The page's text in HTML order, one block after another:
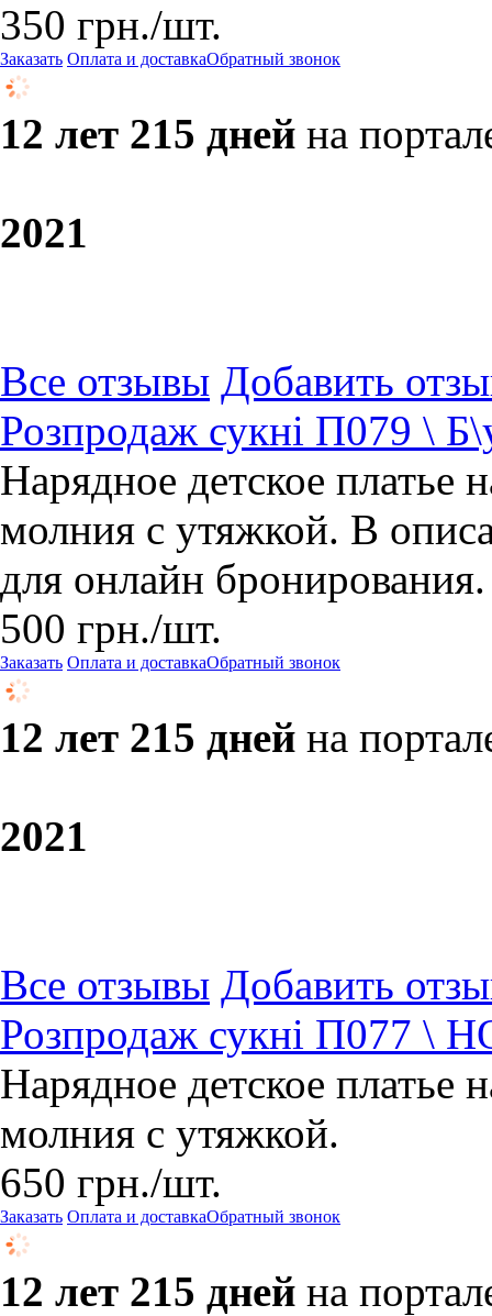
350 грн./шт.
Заказать Оплата и доставкаОбратный звонок
12 лет 215 дней на
2021
Все отзывы Добавить
Розпродаж сукні П079 \
Нарядное детское платье
молния с утяжкой. В
для онлайн бронирования.
500 грн./шт.
Заказать Оплата и доставкаОбратный звонок
12 лет 215 дней на
2021
Все отзывы Добавить
Розпродаж сукні П077 \
Нарядное детское платье
молния с утяжкой.
650 грн./шт.
Заказать Оплата и доставкаОбратный звонок
12 лет 215 дней на